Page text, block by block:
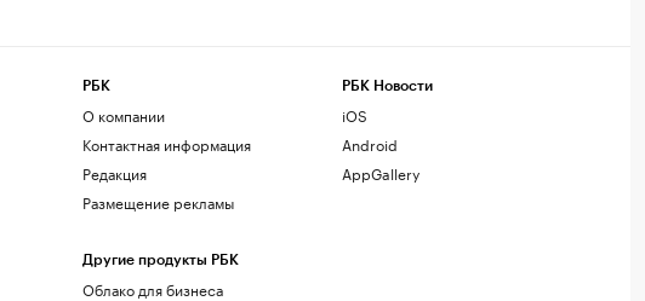
РБК
О компании
Контактная информация
Редакция
Размещение рекламы
Другие продукты РБК
Облако для бизнеса
РБК Новости
iOS
Android
AppGallery